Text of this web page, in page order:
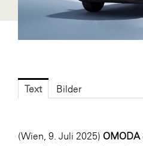
Essity
Fressnapf
FV Energierohstoff &
Text Bilder
(Wien, 9. Juli 2025) OMODA